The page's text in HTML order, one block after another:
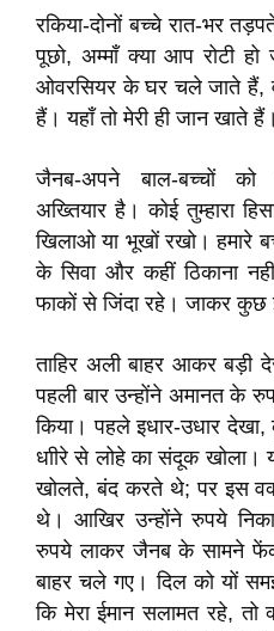
रकिया-दोनों बच्चे रात-भर
पूछो, अम्माँ क्या आप रोटी
ओवरसियर के घर चले जाते
हैं। यहाँ तो मेरी ही जान खाते हैं।
जैनब-अपने बाल-बच्चों को
अख्तियार है। कोई तुम्हारा
खिलाओ या भूखों रखो। हमारे
के सिवा और कहीं ठिकाना
फाकों से जिंदा रहे। जाकर कुछ
ताहिर अली बाहर आकर
पहली बार उन्होंने अमानत के
किया। पहले इधार-उधार
धाीरे से लोहे का संदूक खोला।
खोलते, बंद करते थे; पर इस
थे। आखिर उन्होंने रुपये
रुपये लाकर जैनब के सामने
बाहर चले गए। दिल को यों
कि मेरा ईमान सलामत रहे, तो